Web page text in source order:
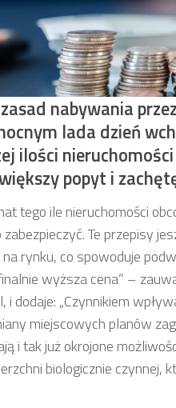
nabywania
lada dzień
ilości
popyt i
tego ile nieruchomości
Te przepisy
rynku, co spowoduje
wyższa cena” –
dodaje: „Czynnikiem
miejscowych planów
i tak już okrojone
biologicznie czynnej,